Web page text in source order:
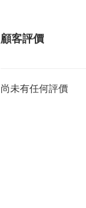
顧客評價
尚未有任何評價